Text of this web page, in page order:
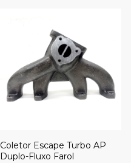
Coletor Escape Turbo AP
Duplo-Fluxo Farol